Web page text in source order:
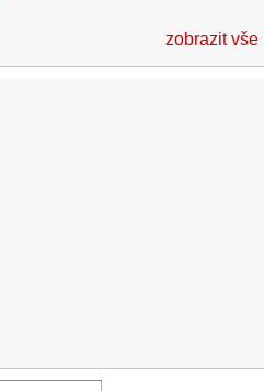
zobrazit vše